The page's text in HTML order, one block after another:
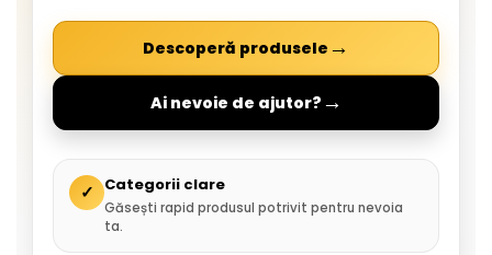
Descoperă produsele →
Ai nevoie de ajutor? →
✓ Categorii clare
Găsești rapid produsul potrivit pentru nevoia
ta.